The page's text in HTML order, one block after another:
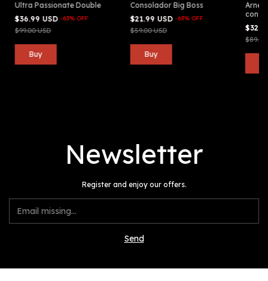
Ultra Passionate Double
$36.99 USD-63% OFF
$99.00 USD
Consolador Big Boss
$21.99 USD-63% OFF
$59.00 USD
Arnes
$89.00
Newsletter
Register and enjoy our offers.